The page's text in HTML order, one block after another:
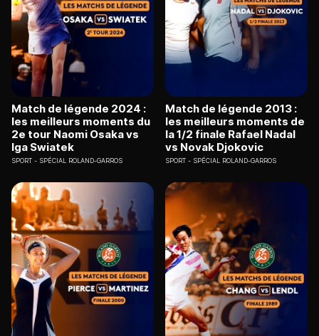
Match de légende 2024 :
les meilleurs moments du
2e tour Naomi Osaka vs
Iga Swiatek
SPORT SPÉCIAL ROLAND-GARROS
Match de légende 2013 :
les meilleurs moments de
la 1/2 finale Rafael Nadal
vs Novak Djokovic
SPORT SPÉCIAL ROLAND-GARROS